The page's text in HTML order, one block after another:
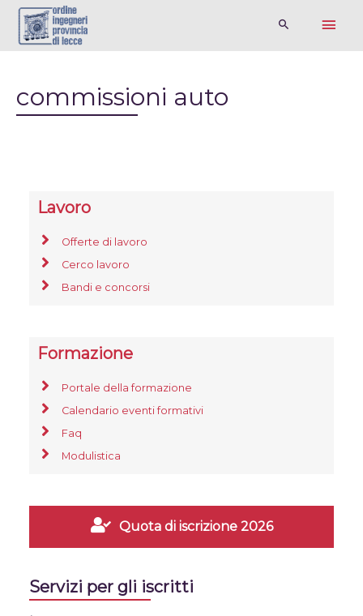
commissioni auto
Lavoro
Offerte di lavoro
Cerco lavoro
Bandi e concorsi
Formazione
Portale della formazione
Calendario eventi formativi
Faq
Modulistica
Quota di iscrizione 2026
Servizi per gli iscritti